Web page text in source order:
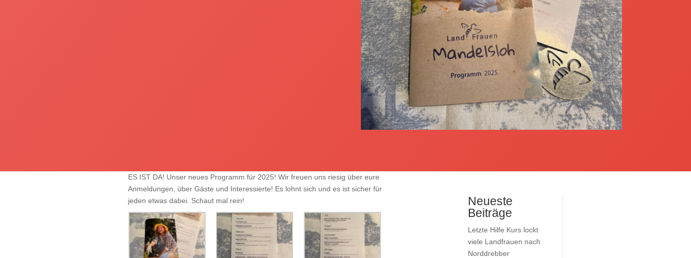
ES IST DA! Unser neues Programm für 2025! Wir freuen uns riesig über eure
Anmeldungen, über Gäste und Interessierte! Es lohnt sich und es ist sicher für
jeden etwas dabei. Schaut mal rein!
Neueste
Beiträge
Letzte Hilfe Kurs lockt
viele Landfrauen nach
Norddrebber